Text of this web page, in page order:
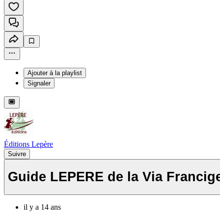
Ajouter à la playlist
Signaler
Éditions Lepère
Suivre
Guide LEPERE de la Via
il y a 14 ans